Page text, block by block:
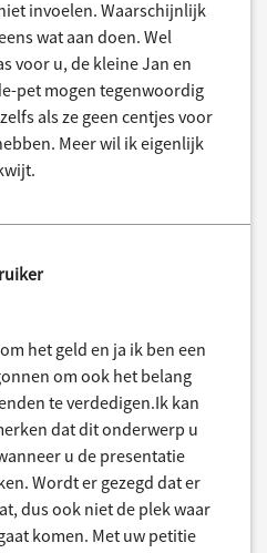
invoelen. Waarschijnlijk
wat aan doen. Wel
voor u, de kleine Jan en
pet mogen tegenwoordig
als ze geen centjes voor
Meer wil ik eigenlijk
het geld en ja ik ben een
om ook het belang
te verdedigen.Ik kan
dat dit onderwerp u
u de presentatie
Wordt er gezegd dat er
dus ook niet de plek waar
komen. Met uw petitie